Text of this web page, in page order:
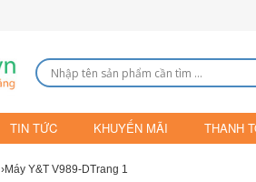
TIN TỨC KHUYẾN MÃI THANH
›Máy Y&T V989-DTrang 1